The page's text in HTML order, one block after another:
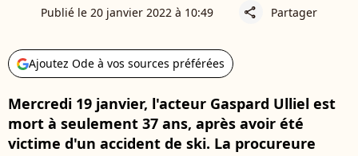
Publié le 20 janvier 2022 à 10:49 share Partager
Ajoutez Ode à vos sources préférées
Mercredi 19 janvier, l'acteur Gaspard Ulliel est
mort à seulement 37 ans, après avoir été
victime d'un accident de ski. La procureure